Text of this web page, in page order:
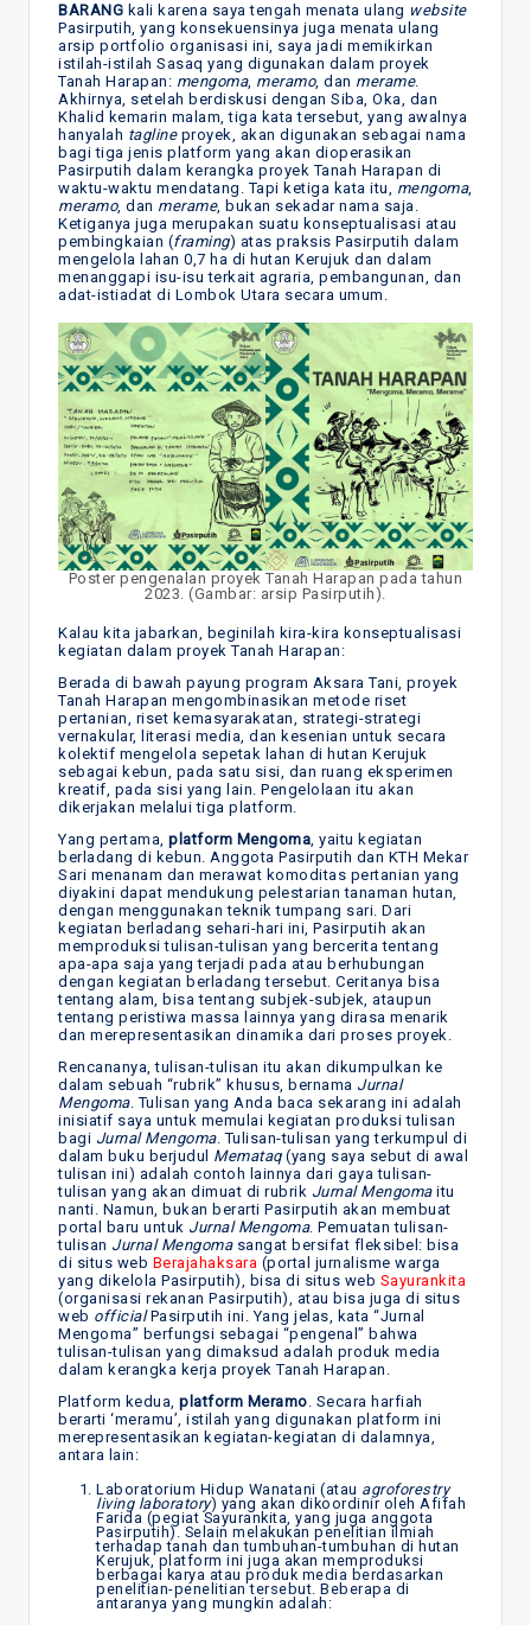
BARANG kali karena saya tengah menata ulang website
Pasirputih, yang konsekuensinya juga menata ulang
arsip portfolio organisasi ini, saya jadi memikirkan
istilah-istilah Sasaq yang digunakan dalam proyek
Tanah Harapan: mengoma, meramo, dan merame.
Akhirnya, setelah berdiskusi dengan Siba, Oka, dan
Khalid kemarin malam, tiga kata tersebut, yang awalnya
hanyalah taglineproyek, akan digunakan sebagai nama
bagi tiga jenis platform yang akan dioperasikan
Pasirputih dalam kerangka proyek Tanah Harapan di
waktu-waktu mendatang. Tapi ketiga kata itu, mengoma,
meramo, dan merame, bukan sekadar nama saja.
Ketiganya juga merupakan suatu konseptualisasi atau
pembingkaian (framing) atas praksis Pasirputih dalam
mengelola lahan 0,7 ha di hutan Kerujuk dan dalam
menanggapi isu-isu terkait agraria, pembangunan, dan
adat-istiadat di Lombok Utara secara umum.
Poster pengenalan proyek Tanah Harapan pada tahun
2023. (Gambar: arsip Pasirputih).
Kalau kita jabarkan, beginilah kira-kira konseptualisasi
kegiatan dalam proyek Tanah Harapan:
Berada di bawah payung program Aksara Tani, proyek
Tanah Harapan mengombinasikan metode riset
pertanian, riset kemasyarakatan, strategi-strategi
vernakular, literasi media, dan kesenian untuk secara
kolektif mengelola sepetak lahan di hutan Kerujuk
sebagai kebun, pada satu sisi, dan ruang eksperimen
kreatif, pada sisi yang lain. Pengelolaan itu akan
dikerjakan melalui tiga platform.
Yang pertama, platform Mengoma , yaitu kegiatan
berladang di kebun. Anggota Pasirputih dan KTH Mekar
Sari menanam dan merawat komoditas pertanian yang
diyakini dapat mendukung pelestarian tanaman hutan,
dengan menggunakan teknik tumpang sari. Dari
kegiatan berladang sehari-hari ini, Pasirputih akan
memproduksi tulisan-tulisan yang bercerita tentang
apa-apa saja yang terjadi pada atau berhubungan
dengan kegiatan berladang tersebut. Ceritanya bisa
tentang alam, bisa tentang subjek-subjek, ataupun
tentang peristiwa massa lainnya yang dirasa menarik
dan merepresentasikan dinamika dari proses proyek.
Rencananya, tulisan-tulisan itu akan dikumpulkan ke
dalam sebuah “rubrik” khusus, bernama Jurnal
Mengoma. Tulisan yang Anda baca sekarang ini adalah
inisiatif saya untuk memulai kegiatan produksi tulisan
bagi Jurnal Mengoma. Tulisan-tulisan yang terkumpul di
dalam buku berjudul Memataq(yang saya sebut di awal
tulisan ini) adalah contoh lainnya dari gaya tulisan-
tulisan yang akan dimuat di rubrik Jurnal Mengomaitu
nanti. Namun, bukan berarti Pasirputih akan membuat
portal baru untuk Jurnal Mengoma. Pemuatan tulisan-
tulisan Jurnal Mengomasangat bersifat fleksibel: bisa
di situs web Berajahaksara (portal jurnalisme warga
yang dikelola Pasirputih), bisa di situs web Sayurankita
(organisasi rekanan Pasirputih), atau bisa juga di situs
web officialPasirputih ini. Yang jelas, kata “Jurnal
Mengoma” berfungsi sebagai “pengenal” bahwa
tulisan-tulisan yang dimaksud adalah produk media
dalam kerangka kerja proyek Tanah Harapan.
Platform kedua, platform Meramo . Secara harfiah
berarti ‘meramu’, istilah yang digunakan platform ini
merepresentasikan kegiatan-kegiatan di dalamnya,
antara lain:
Laboratorium Hidup Wanatani (atau agroforestry
living laboratory) yang akan dikoordinir oleh Afifah
Farida (pegiat Sayurankita, yang juga anggota
Pasirputih). Selain melakukan penelitian ilmiah
terhadap tanah dan tumbuhan-tumbuhan di hutan
Kerujuk, platform ini juga akan memproduksi
berbagai karya atau produk media berdasarkan
penelitian-penelitian tersebut. Beberapa di
antaranya yang mungkin adalah: